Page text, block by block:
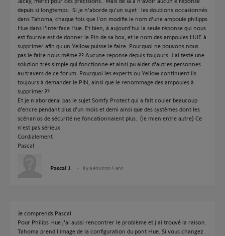
depuis si longtemps.. Si je n'aborde qu'un sujet : les doublons occasionnés
dans Tahoma, chaque fois que l'on modifie le nom d'une ampoule philipps
Hue dans l'interface Hue. Et bien, à aujourd'hui la seule réponse qui nous
est fournie est de donner le Pin de sa box, et le nom des ampoules HUE à
supprimer afin qu'un Yellow puisse le faire. Pourquoi ne pouvons nous
pas le faire nous même ?? Aucune reponse depuis toujours. J'ai testé une
solution très simple qui fonctionne et ainsi pu aider d'autres personnes
au travers de ce forum. Pourquoi les experts ou Yellow continuent ils
toujours à demander le PIN, ainsi que le renommage des ampoules à
supprimer.??
Et je n'aborderai pas le sujet Somfy Protect qui a fait couler beaucoup
d'encre pendant plus d'un mois et demi ainsi que des systèmes dont les
scénarios de sécurité ne foncationnaient plus.. (le mien entre autre) Ce
n'est pas sérieux.
Cordialement
Pascal
Pascal J. il y a environ 4 ans
Je comprends Pascal.
Pour Philips Hue j'ai aussi rencontrer le problème et j'ai trouvé la raison.
Tahoma prend l'image de la configuration du pont Hue. Si vous changez